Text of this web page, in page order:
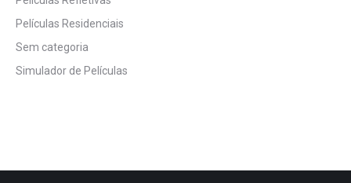
Películas Residenciais
Sem categoria
Simulador de Películas